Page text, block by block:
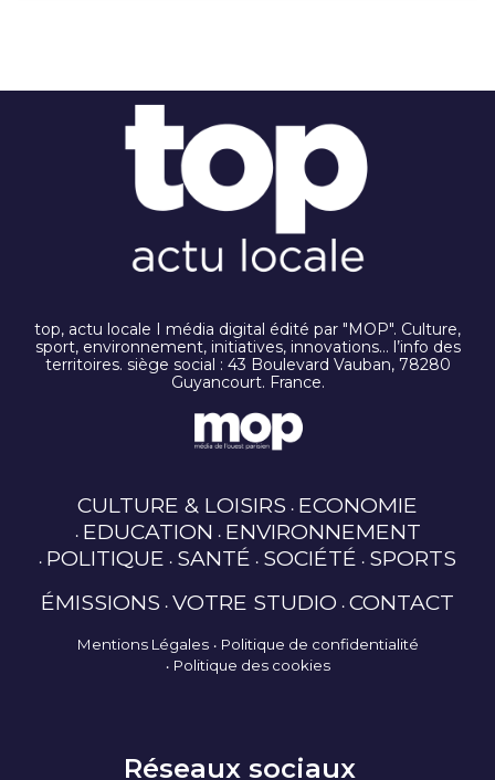
top, actu locale I média digital édité par "MOP". Culture,
sport, environnement, initiatives, innovations… l’info des
territoires. siège social : 43 Boulevard Vauban, 78280
Guyancourt. France.
CULTURE & LOISIRS ECONOMIE
EDUCATION ENVIRONNEMENT
POLITIQUE SANTÉ SOCIÉTÉ SPORTS
ÉMISSIONS VOTRE STUDIO CONTACT
Mentions Légales
Politique de confidentialité
Politique des cookies
Réseaux sociaux